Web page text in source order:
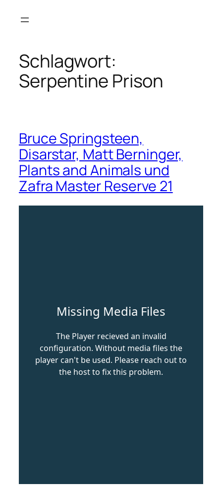
Inhalt
Schlagwort:
Serpentine Prison
Bruce Springsteen,
Disarstar, Matt Berninger,
Plants and Animals und
Zafra Master Reserve 21